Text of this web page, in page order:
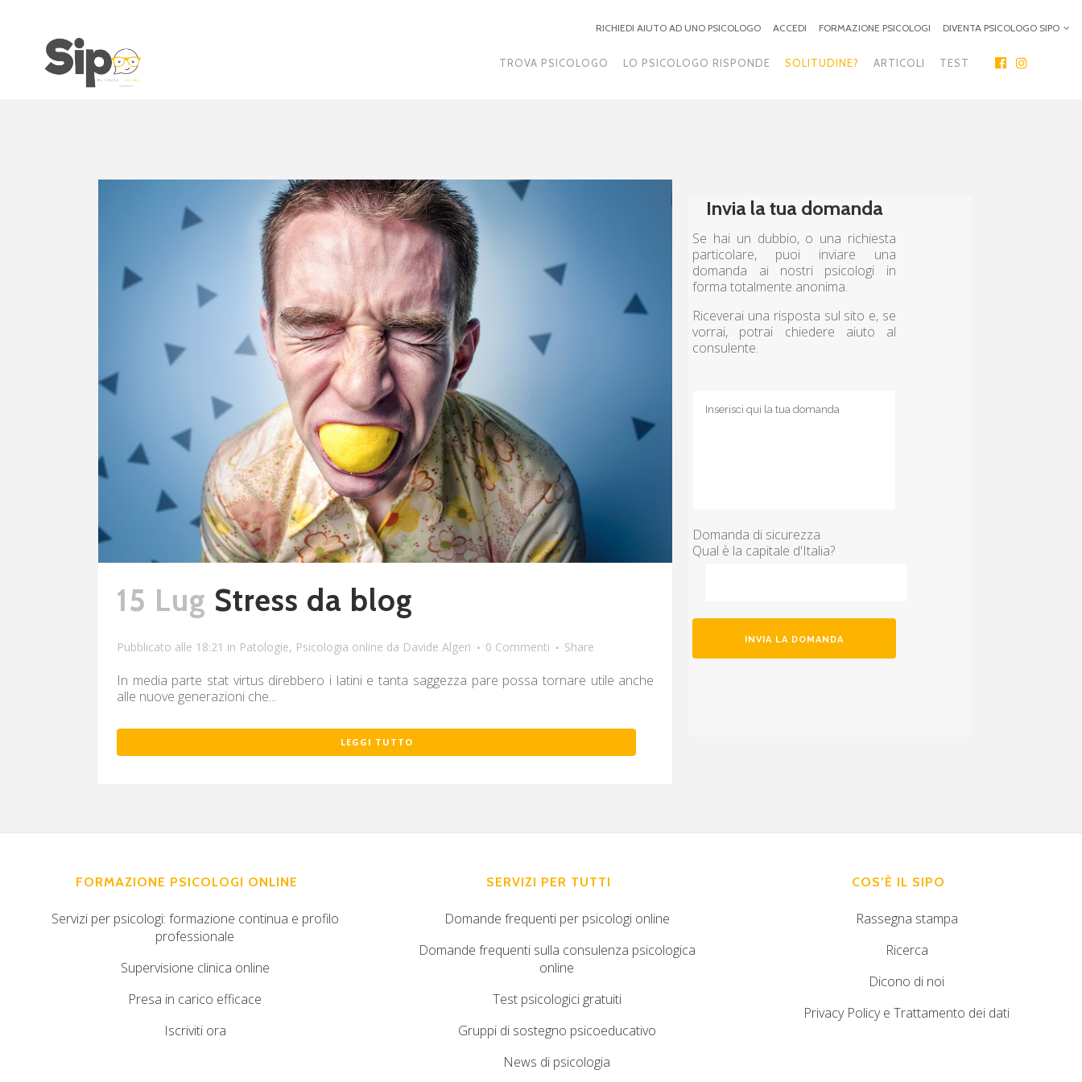
RICHIEDI AIUTO AD UNO PSICOLOGO ACCEDI FORMAZIONE PSICOLOGI DIVENTA PSICOLOGO SIPO
TROVA PSICOLOGO LO PSICOLOGO RISPONDE SOLITUDINE? ARTICOLI TEST
15 Lug Stress da blog
Pubblicato alle 18:21 in Patologie, Psicologia online da Davide Algeri 0 Commenti Share
In media parte stat virtus direbbero i latini e tanta saggezza pare possa tornare utile anche
alle nuove generazioni che...
LEGGI TUTTO
Invia la tua domanda
Se hai un dubbio, o una richiesta
particolare, puoi inviare una
domanda ai nostri psicologi in
forma totalmente anonima.
Riceverai una risposta sul sito e, se
vorrai, potrai chiedere aiuto al
consulente.
Domanda di sicurezza
Qual è la capitale d'Italia?
FORMAZIONE PSICOLOGI ONLINE
Servizi per psicologi: formazione continua e profilo
professionale
Supervisione clinica online
Presa in carico efficace
Iscriviti ora
SERVIZI PER TUTTI
Domande frequenti per psicologi online
Domande frequenti sulla consulenza psicologica
online
Test psicologici gratuiti
Gruppi di sostegno psicoeducativo
News di psicologia
COS’È IL SIPO
Rassegna stampa
Ricerca
Dicono di noi
Privacy Policy e Trattamento dei dati